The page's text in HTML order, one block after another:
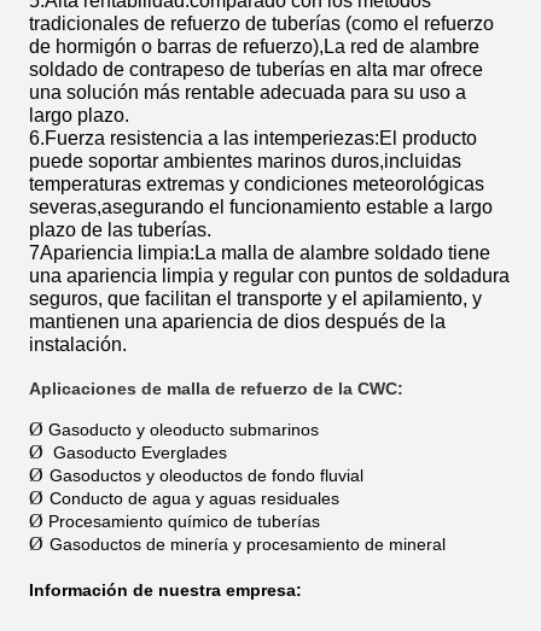
tradicionales de refuerzo de tuberías (como el refuerzo
de hormigón o barras de refuerzo),La red de alambre
soldado de contrapeso de tuberías en alta mar ofrece
una solución más rentable adecuada para su uso a
largo plazo.
6.Fuerza resistencia a las intemperiezas:El producto
puede soportar ambientes marinos duros,incluidas
temperaturas extremas y condiciones meteorológicas
severas,asegurando el funcionamiento estable a largo
plazo de las tuberías.
7Apariencia limpia:La malla de alambre soldado tiene
una apariencia limpia y regular con puntos de soldadura
seguros, que facilitan el transporte y el apilamiento, y
mantienen una apariencia de dios después de la
instalación.
Aplicaciones de malla de refuerzo de la CWC:
Ø Gasoducto y oleoducto submarinos
Ø Gasoducto Everglades
Ø Gasoductos y oleoductos de fondo fluvial
Ø Conducto de agua y aguas residuales
Ø Procesamiento químico de tuberías
Ø Gasoductos de minería y procesamiento de mineral
Información de nuestra empresa: